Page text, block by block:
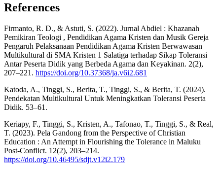
References
Firmanto, R. D., & Astuti, S. (2022). Jurnal Abdiel : Khazanah
Pemikiran Teologi , Pendidikan Agama Kristen dan Musik Gereja
Pengaruh Pelaksanaan Pendidikan Agama Kristen Berwawasan
Multikultural di SMA Kristen 1 Salatiga terhadap Sikap Toleransi
Antar Peserta Didik yang Berbeda Agama dan Keyakinan. 2(2),
207–221. https://doi.org/10.37368/ja.v6i2.681
Katoda, A., Tinggi, S., Berita, T., Tinggi, S., & Berita, T. (2024).
Pendekatan Multikultural Untuk Meningkatkan Toleransi Peserta
Didik. 53–61.
Keriapy, F., Tinggi, S., Kristen, A., Tafonao, T., Tinggi, S., & Real,
T. (2023). Pela Gandong from the Perspective of Christian
Education : An Attempt in Flourishing the Tolerance in Maluku
Post-Conflict. 12(2), 203–214.
https://doi.org/10.46495/sdjt.v12i2.179